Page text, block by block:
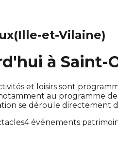
(Ille-et-Vilaine)
à Saint-
et loisirs sont
au programme
se déroule directement
4 événements